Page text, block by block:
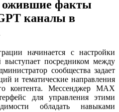
факты
каналы в
начинается с настройки
выступает посредником между
сообщества задает
и тематические направления
контента. Мессенджер MAX
для управления этими
обладать навыками